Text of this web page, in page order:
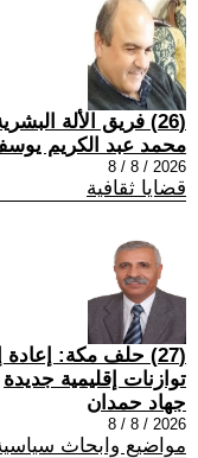
(26) فريق الألة البشرية - الحلقة السابعة والأخيرة
محمد عبد الكريم
2026 / 8 / 8
قضايا ثقافية
(27) حلف مكة: إعادة
توازنات إقليمية جديدة
جهاد حمدان
2026 / 8 / 8
مواضيع وابحاث